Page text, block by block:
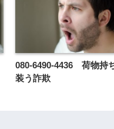
080-6490-4436 荷物持
装う詐欺